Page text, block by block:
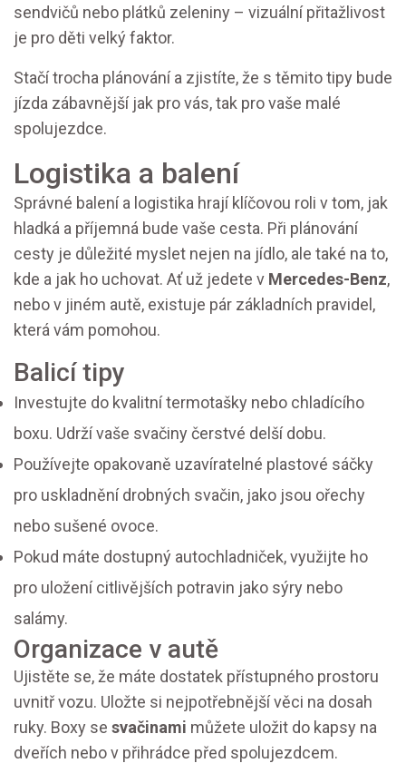
sendvičů nebo plátků zeleniny – vizuální přitažlivost
je pro děti velký faktor.
Stačí trocha plánování a zjistíte, že s těmito tipy bude
jízda zábavnější jak pro vás, tak pro vaše malé
spolujezdce.
Logistika a balení
Správné balení a logistika hrají klíčovou roli v tom, jak
hladká a příjemná bude vaše cesta. Při plánování
cesty je důležité myslet nejen na jídlo, ale také na to,
kde a jak ho uchovat. Ať už jedete v Mercedes-Benz,
nebo v jiném autě, existuje pár základních pravidel,
která vám pomohou.
Balicí tipy
Investujte do kvalitní termotašky nebo chladícího
boxu. Udrží vaše svačiny čerstvé delší dobu.
Používejte opakovaně uzavíratelné plastové sáčky
pro uskladnění drobných svačin, jako jsou ořechy
nebo sušené ovoce.
Pokud máte dostupný autochladniček, využijte ho
pro uložení citlivějších potravin jako sýry nebo
salámy.
Organizace v autě
Ujistěte se, že máte dostatek přístupného prostoru
uvnitř vozu. Uložte si nejpotřebnější věci na dosah
ruky. Boxy se svačinami můžete uložit do kapsy na
dveřích nebo v přihrádce před spolujezdcem.